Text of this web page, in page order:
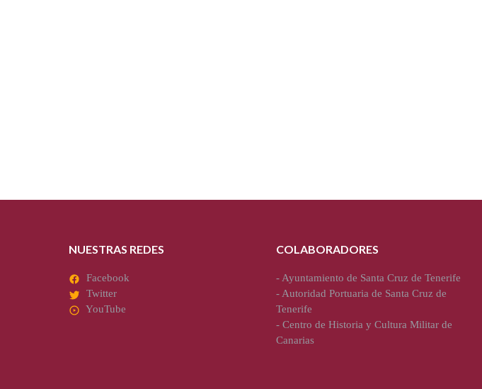
NUESTRAS REDES
Facebook
Twitter
YouTube
COLABORADORES
-Ayuntamiento de Santa Cruz de Tenerife
-Autoridad Portuaria de Santa Cruz de
Tenerife
- Centro de Historia y Cultura Militar de
Canarias